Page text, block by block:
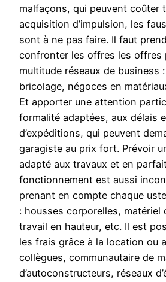
malfaçons, qui peuvent coûter
acquisition d’impulsion, les
sont à ne pas faire. Il faut
confronter les offres les offres
multitude réseaux de business
bricolage, négoces en
Et apporter une attention
formalité adaptées, aux délais
d’expéditions, qui peuvent
garagiste au prix fort. Prévoir
adapté aux travaux et en
fonctionnement est aussi
prenant en compte chaque
: housses corporelles, matériel
travail en hauteur, etc. Il est
les frais grâce à la location ou
collègues, communautaire de
d’autoconstructeurs, réseaux